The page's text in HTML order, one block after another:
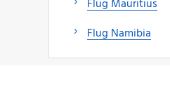
Flug Mauritius
Flug Namibia